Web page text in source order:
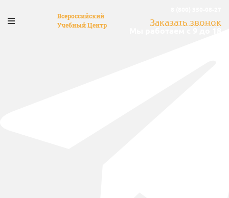
Всероссийский
Учебный Центр
Заказать звонок